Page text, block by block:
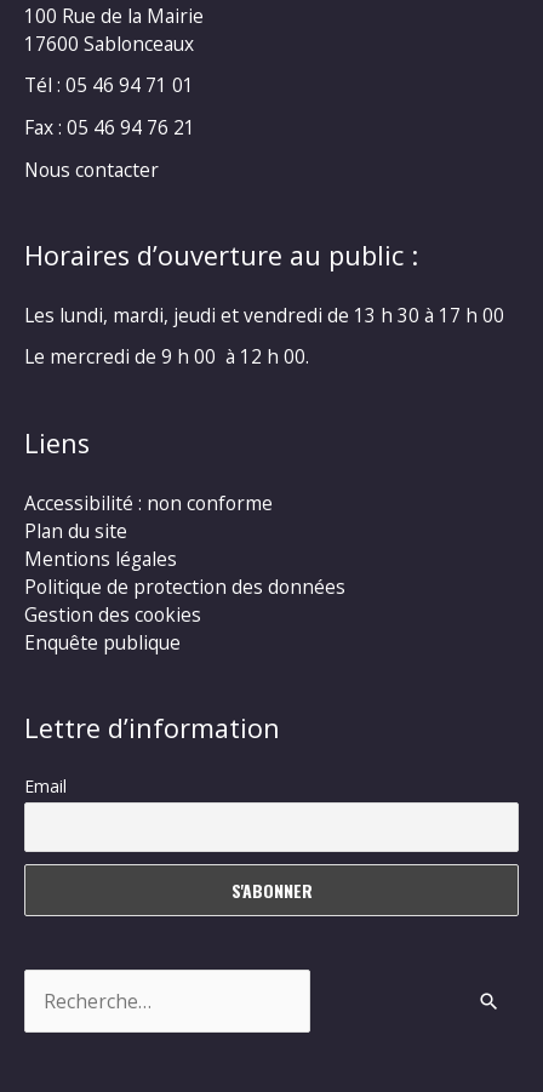
100 Rue de la Mairie
17600 Sablonceaux
Tél : 05 46 94 71 01
Fax : 05 46 94 76 21
Nous contacter
Horaires d’ouverture au public :
Les lundi, mardi, jeudi et vendredi de 13 h 30 à 17 h 00
Le mercredi de 9 h 00 à 12 h 00.
Liens
Accessibilité : non conforme
Plan du site
Mentions légales
Politique de protection des données
Gestion des cookies
Enquête publique
Lettre d’information
Email